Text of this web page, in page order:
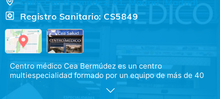
Calle Cea Bermúdez, 61, Madrid (Madrid)
Registro Sanitario: CS5849
Centro médico Cea Bermúdez es un centro
multiespecialidad formado por un equipo de más de 40
especialistas de alto nivel y capaces de resolver
cualquier necesidad sanitaria. Presumimos de tener los